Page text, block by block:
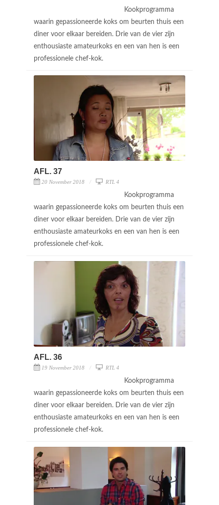
Kookprogramma
waarin gepassioneerde koks om beurten thuis een
diner voor elkaar bereiden. Drie van de vier zijn
enthousiaste amateurkoks en een van hen is een
professionele chef-kok.
AFL. 37
20 November 2018 RTL 4
Kookprogramma
waarin gepassioneerde koks om beurten thuis een
diner voor elkaar bereiden. Drie van de vier zijn
enthousiaste amateurkoks en een van hen is een
professionele chef-kok.
AFL. 36
19 November 2018 RTL 4
Kookprogramma
waarin gepassioneerde koks om beurten thuis een
diner voor elkaar bereiden. Drie van de vier zijn
enthousiaste amateurkoks en een van hen is een
professionele chef-kok.